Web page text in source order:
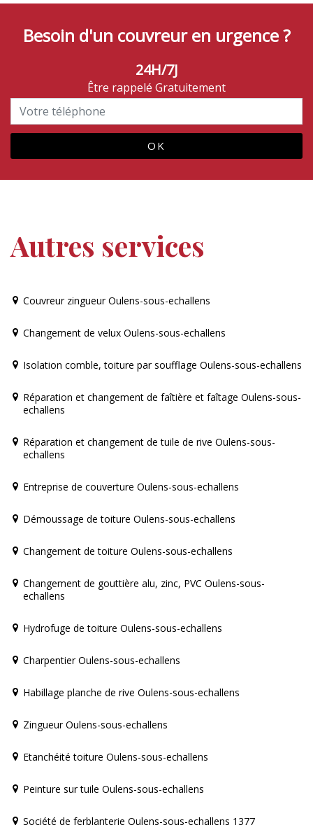
Besoin d'un couvreur en urgence ?
24H/7J
Être rappelé Gratuitement
Autres services
Couvreur zingueur Oulens-sous-echallens
Changement de velux Oulens-sous-echallens
Isolation comble, toiture par soufflage Oulens-sous-echallens
Réparation et changement de faîtière et faîtage Oulens-sous-
echallens
Réparation et changement de tuile de rive Oulens-sous-
echallens
Entreprise de couverture Oulens-sous-echallens
Démoussage de toiture Oulens-sous-echallens
Changement de toiture Oulens-sous-echallens
Changement de gouttière alu, zinc, PVC Oulens-sous-
echallens
Hydrofuge de toiture Oulens-sous-echallens
Charpentier Oulens-sous-echallens
Habillage planche de rive Oulens-sous-echallens
Zingueur Oulens-sous-echallens
Etanchéité toiture Oulens-sous-echallens
Peinture sur tuile Oulens-sous-echallens
Société de ferblanterie Oulens-sous-echallens 1377